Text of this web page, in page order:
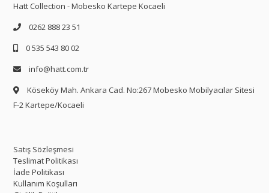
Hatt Collection - Mobesko Kartepe Kocaeli
0262 888 23 51
0 535 543 80 02
info@hatt.com.tr
Köseköy Mah. Ankara Cad. No:267 Mobesko Mobilyacılar Sitesi
F-2 Kartepe/Kocaeli
Satış Sözleşmesi
Teslimat Politikası
İade Politikası
Kullanım Koşulları